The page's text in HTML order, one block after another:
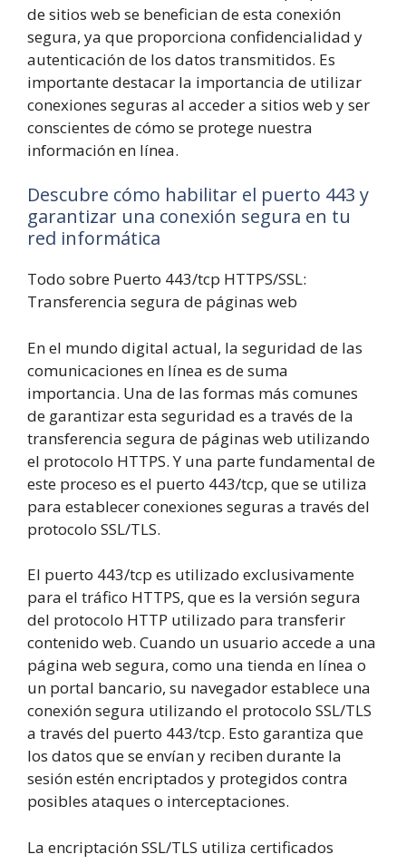
de sitios web se benefician de esta conexión
segura, ya que proporciona confidencialidad y
autenticación de los datos transmitidos. Es
importante destacar la importancia de utilizar
conexiones seguras al acceder a sitios web y ser
conscientes de cómo se protege nuestra
información en línea.
Descubre cómo habilitar el puerto 443 y
garantizar una conexión segura en tu
red informática
Todo sobre Puerto 443/tcp HTTPS/SSL:
Transferencia segura de páginas web
En el mundo digital actual, la seguridad de las
comunicaciones en línea es de suma
importancia. Una de las formas más comunes
de garantizar esta seguridad es a través de la
transferencia segura de páginas web utilizando
el protocolo HTTPS. Y una parte fundamental de
este proceso es el puerto 443/tcp, que se utiliza
para establecer conexiones seguras a través del
protocolo SSL/TLS.
El puerto 443/tcp es utilizado exclusivamente
para el tráfico HTTPS, que es la versión segura
del protocolo HTTP utilizado para transferir
contenido web. Cuando un usuario accede a una
página web segura, como una tienda en línea o
un portal bancario, su navegador establece una
conexión segura utilizando el protocolo SSL/TLS
a través del puerto 443/tcp. Esto garantiza que
los datos que se envían y reciben durante la
sesión estén encriptados y protegidos contra
posibles ataques o interceptaciones.
La encriptación SSL/TLS utiliza certificados